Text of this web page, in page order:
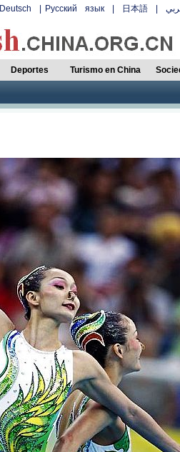
Deutsch Русский язык 日本語
Deportes Turismo en China